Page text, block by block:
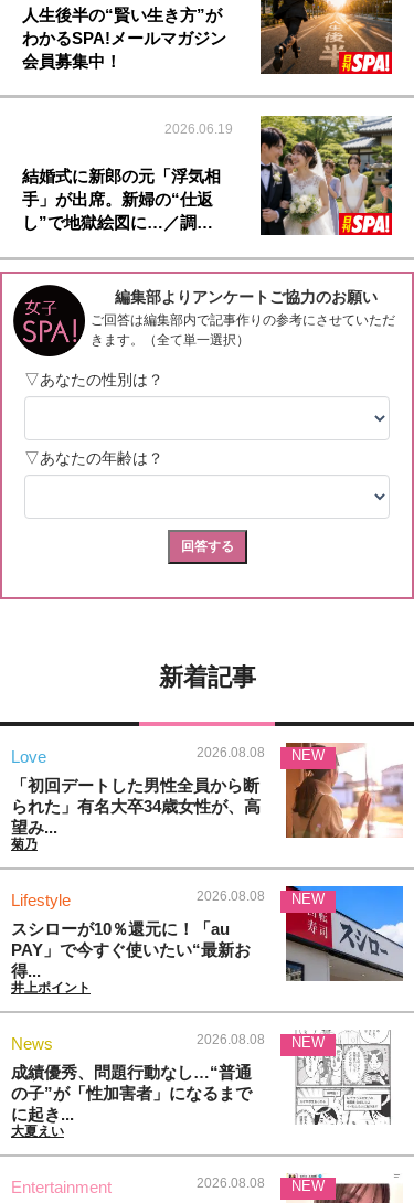
人生後半の“賢い生き方”が
わかるSPA!メールマガジン
会員募集中！
2026.06.19
結婚式に新郎の元「浮気相
手」が出席。新婦の“仕返
し”で地獄絵図に…／調…
新着記事
Love 2026.08.08
「初回デートした男性全員から断
られた」有名大卒34歳女性が、高
望み...
菊乃
NEW
Lifestyle 2026.08.08
スシローが10％還元に！「au
PAY」で今すぐ使いたい“最新お
得...
井上ポイント
NEW
News 2026.08.08
成績優秀、問題行動なし…“普通
の子”が「性加害者」になるまで
に起き...
大夏えい
NEW
Entertainment 2026.08.08 NEW